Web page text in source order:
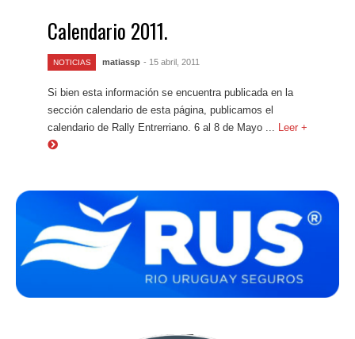
Calendario 2011.
NOTICIAS matiassp - 15 abril, 2011
Si bien esta información se encuentra publicada en la
sección calendario de esta página, publicamos el
calendario de Rally Entrerriano. 6 al 8 de Mayo ...
Leer +